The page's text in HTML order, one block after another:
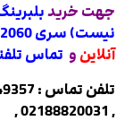
جهت خرید
نیست) سری 2060 اورجینال
آنلاین و تماس
, 02188820031 ,